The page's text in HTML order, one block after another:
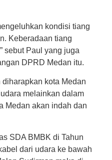
kondisi tiang
Keberadaan tiang
sebut Paul yang juga
DPRD Medan itu.
kota Medan
melainkan dalam
Medan akan indah dan
SDA BMBK di Tahun
dari udara ke bawah